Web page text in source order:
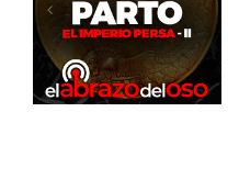
los 30 años:
La
intervención